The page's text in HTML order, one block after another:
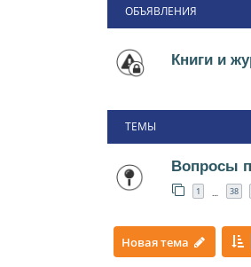
ОБЪЯВЛЕНИЯ
Книги и
ТЕМЫ
Вопросы
1 38
Новая тема